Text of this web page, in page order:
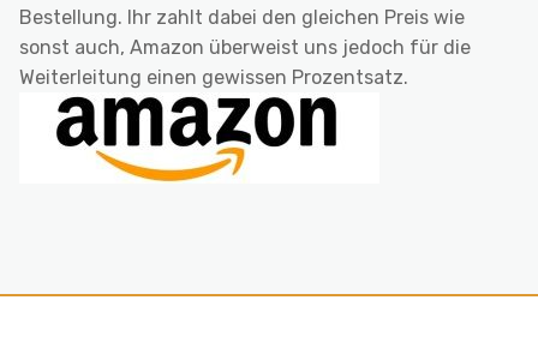
Bestellung. Ihr zahlt dabei den gleichen Preis wie
sonst auch, Amazon überweist uns jedoch für die
Weiterleitung einen gewissen Prozentsatz.